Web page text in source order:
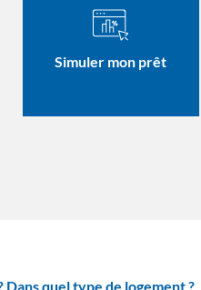
Simuler mon prêt
Dans quel type de logement ?